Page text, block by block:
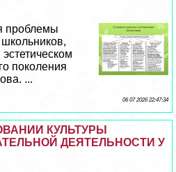
проблемы
школьников,
поколения
...
06 07 2026 22:47:34
КУЛЬТУРЫ
ДЕЯТЕЛЬНОСТИ У